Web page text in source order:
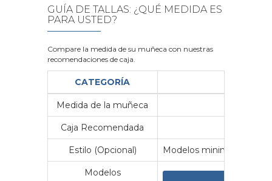
GUÍA DE TALLAS: ¿QUÉ MEDIDA ES
PARA USTED?
Compare la medida de su muñeca con nuestras
recomendaciones de caja.
CATEGORÍA
Medida de la muñeca
Caja Recomendada
Estilo (Opcional) Modelos minimalistas y
Modelos